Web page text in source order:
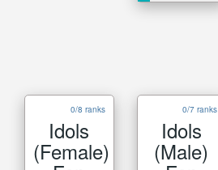
0/8 ranks
Idols
(Female)
0/7 ranks
Idols
(Male)